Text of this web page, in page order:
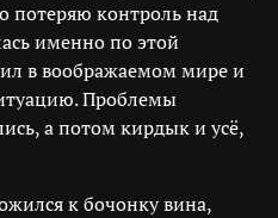
потеряю контроль над
именно по этой
в воображаемом мире и
Проблемы
а потом кирдык и усё,
к бочонку вина,